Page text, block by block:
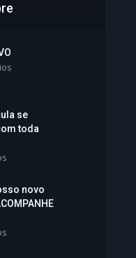
Lemos
se
toda
novo